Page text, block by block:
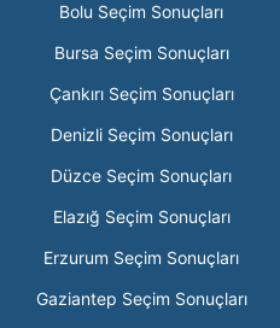
Bolu Seçim Sonuçları
Bursa Seçim Sonuçları
Çankırı Seçim Sonuçları
Denizli Seçim Sonuçları
Düzce Seçim Sonuçları
Elazığ Seçim Sonuçları
Erzurum Seçim Sonuçları
Gaziantep Seçim Sonuçları